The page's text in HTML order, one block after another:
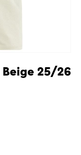
Beige 25/26